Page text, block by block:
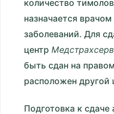
количество
назначается
заболеваний. Для
центр
быть сдан на
расположен другой
Подготовка к